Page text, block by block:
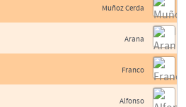
Muñoz Cerda
Arana
Franco
Alfonso